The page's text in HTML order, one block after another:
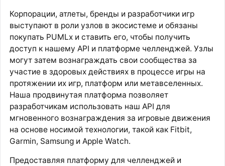
Корпорации, атлеты, бренды и разработчики игр
выступают в роли узлов в экосистеме и обязаны
покупать PUMLx и ставить его, чтобы получить
доступ к нашему API и платформе челленджей. Узлы
могут затем вознаграждать свои сообщества за
участие в здоровых действиях в процессе игры на
протяжении их игр, платформ или метавселенных.
Наша продвинутая платформа позволяет
разработчикам использовать наш API для
мгновенного вознаграждения за игровые движения
на основе носимой технологии, такой как Fitbit,
Garmin, Samsung и Apple Watch.
Предоставляя платформу для челленджей и